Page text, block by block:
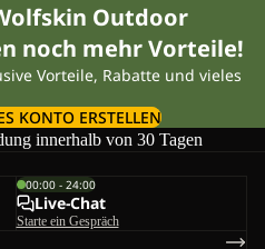
Outdoor
noch mehr Vorteile!
Vorteile, Rabatte und vieles
KONTO ERSTELLEN
innerhalb von 30 Tagen
00:00 - 24:00
Live-Chat
Starte ein Gespräch